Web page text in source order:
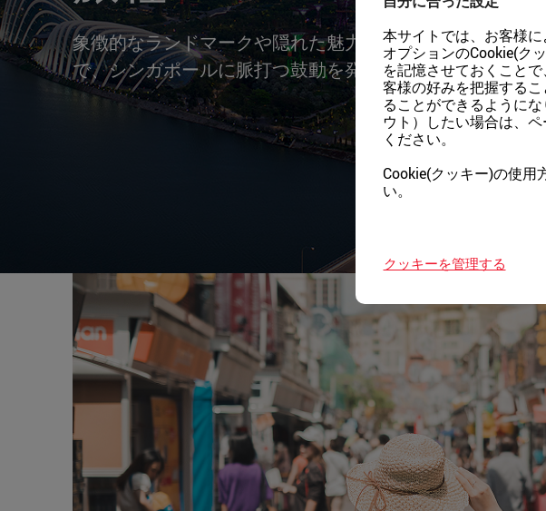
象徴的なランドマークや隠れた魅力、美食などを巡るコ
で、シンガポールに脈打つ鼓動を発見しましょう。
本サイトでは、お客様に
オプションのCookie(ク
を記憶させておくこと
客様の好みを把握する
ることができるように
ウト）したい場合は、
ください。
Cookie(クッキー)の使用
い。
クッキーを管理する